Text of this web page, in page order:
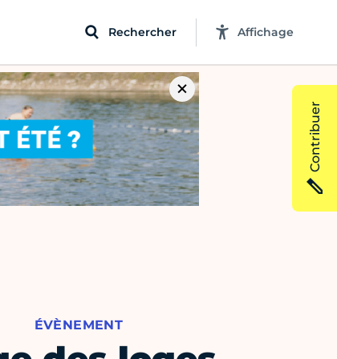
Rechercher Affichage
ÉVÈNEMENT
Contribuer